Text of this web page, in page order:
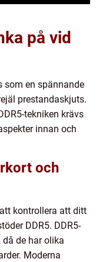
på vid
som en spännande
prestandaskjuts.
tekniken krävs
innan och
och
kontrollera att ditt
DDR5. DDR5-
då de har olika
Moderna